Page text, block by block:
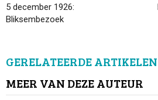
5 december 1926:
Bliksembezoek
GERELATEERDE ARTIKELEN
MEER VAN DEZE AUTEUR